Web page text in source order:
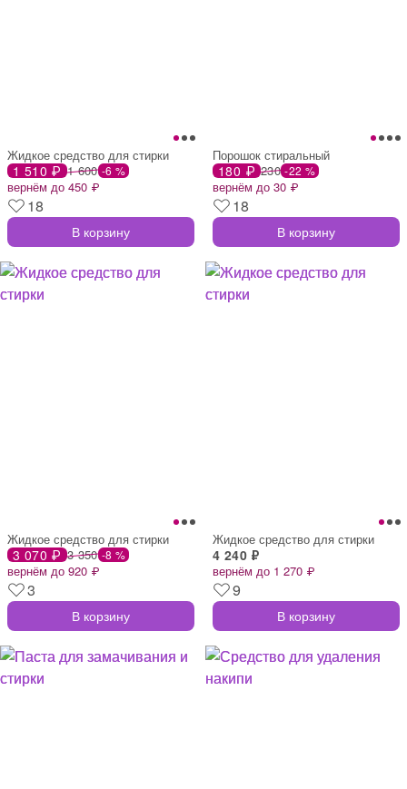
Жидкое средство для стирки
1 510 ₽ 1 600 -6 %
вернём до 450 ₽
18
В корзину
Порошок стиральный
180 ₽ 230 -22 %
вернём до 30 ₽
18
В корзину
Жидкое средство для стирки
3 070 ₽ 3 350 -8 %
вернём до 920 ₽
3
В корзину
Жидкое средство для стирки
4 240 ₽
вернём до 1 270 ₽
9
В корзину